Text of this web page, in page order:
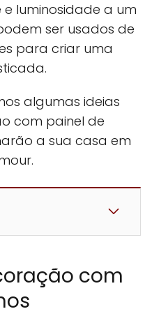
luminosidade a um
ser usados de
para criar uma
algumas ideias
com painel de
a sua casa em
com